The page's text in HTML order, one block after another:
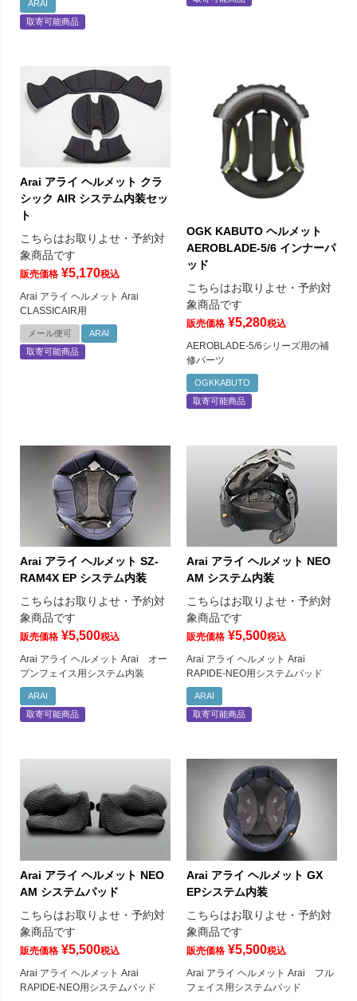
ARAI
取寄可能商品
Arai アライ ヘルメット クラ
シック AIR システム内装セッ
ト
こちらはお取りよせ・予約対
象商品です
販売価格 ¥5,170税込
Arai アライ ヘルメット Arai
CLASSICAIR用
メール便可
ARAI
取寄可能商品
OGK KABUTO ヘルメット
AEROBLADE-5/6 インナーパ
ッド
こちらはお取りよせ・予約対
象商品です
販売価格 ¥5,280税込
AEROBLADE-5/6シリーズ用の補
修パーツ
OGKKABUTO
取寄可能商品
Arai アライ ヘルメット SZ-
RAM4X EP システム内装
こちらはお取りよせ・予約対
象商品です
販売価格 ¥5,500税込
Arai アライ ヘルメット Arai オー
プンフェイス用システム内装
ARAI
取寄可能商品
Arai アライ ヘルメット NEO
AM システム内装
こちらはお取りよせ・予約対
象商品です
販売価格 ¥5,500税込
Arai アライ ヘルメット Arai
RAPIDE-NEO用システムパッド
ARAI
取寄可能商品
Arai アライ ヘルメット NEO
AM システムパッド
こちらはお取りよせ・予約対
象商品です
販売価格 ¥5,500税込
Arai アライ ヘルメット Arai
RAPIDE-NEO用システムパッド
Arai アライ ヘルメット GX
EPシステム内装
こちらはお取りよせ・予約対
象商品です
販売価格 ¥5,500税込
Arai アライ ヘルメット Arai フル
フェイス用システムパッド